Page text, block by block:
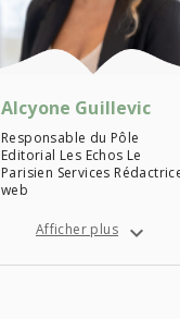
Alcyone Guillevic
Responsable du Pôle
Editorial Les Echos Le
Parisien Services
web
Afficher plus